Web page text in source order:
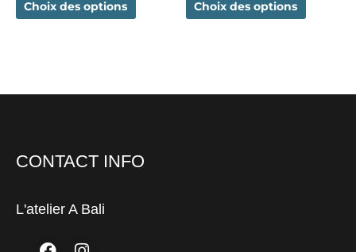
Choix des options
page
Choix des options
page
CONTACT INFO
L'atelier A Bali
Facebook
Instagram